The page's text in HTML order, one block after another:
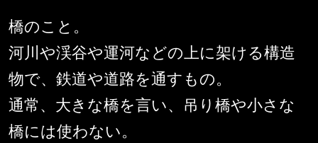
橋のこと。
河川や渓谷や運河などの上に架ける構造
物で、鉄道や道路を通すもの。
通常、大きな橋を言い、吊り橋や小さな
橋には使わない。